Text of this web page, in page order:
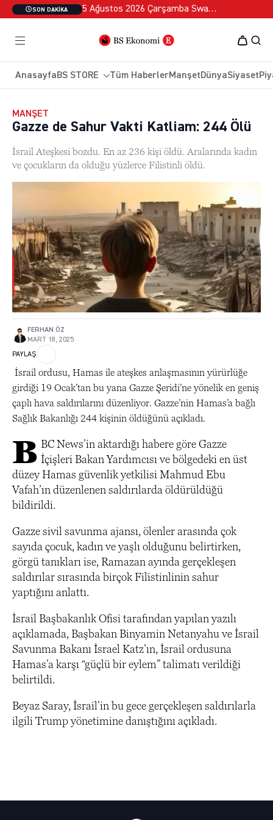
SON DAKIKA 5 Ağustos 2026 Çarşamba Swan Özel 2
AnasayfaBS STORE Tüm HaberlerManşetDünyaSiyaset
MANŞET
Gazze de Sahur Vakti Katliam: 244 Ölü
İsrail Ateşkesi bozdu. En az 236 kişi öldü. Aralarında kadın
ve çocukların da olduğu yüzlerce Filistinli öldü.
FERHAN ÖZ
MART 18, 2025
PAYLAŞ
İsrail ordusu, Hamas ile ateşkes anlaşmasının yürürlüğe
girdiği 19 Ocak’tan bu yana Gazze Şeridi’ne yönelik en geniş
çaplı hava saldırılarını düzenliyor. Gazze’nin Hamas’a bağlı
Sağlık Bakanlığı 244 kişinin öldüğünü açıkladı.
B BC News’in aktardığı habere göre Gazze
İçişleri Bakan Yardımcısı ve bölgedeki en üst
düzey Hamas güvenlik yetkilisi Mahmud Ebu
Vafah’ın düzenlenen saldırılarda öldürüldüğü
bildirildi.
Gazze sivil savunma ajansı, ölenler arasında çok
sayıda çocuk, kadın ve yaşlı olduğunu belirtirken,
görgü tanıkları ise, Ramazan ayında gerçekleşen
saldırılar sırasında birçok Filistinlinin sahur
yaptığını anlattı.
İsrail Başbakanlık Ofisi tarafından yapılan yazılı
açıklamada, Başbakan Binyamin Netanyahu ve İsrail
Savunma Bakanı İsrael Katz’ın, İsrail ordusuna
Hamas’a karşı “güçlü bir eylem” talimatı verildiği
belirtildi.
Beyaz Saray, İsrail’in bu gece gerçekleşen saldırılarla
ilgili Trump yönetimine danıştığını açıkladı.